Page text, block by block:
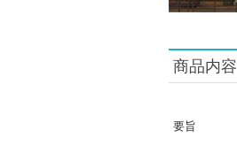
商品内容
要旨